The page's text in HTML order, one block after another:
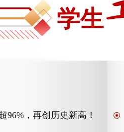
学生
96%，再创历史新高！